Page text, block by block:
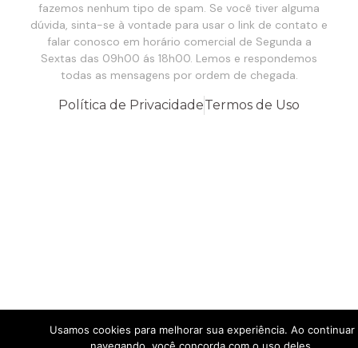
fazemos nenhum tipo de spam. Se você tiver alguma
dúvida, sinta-se à vontade para usar o link de contato e
falar conosco em horário comercial de Segunda a
Sextas das 09h00 ás 18h00. Lemos e respondemos
todas as mensagens por ordem de chegada.
Política de PrivacidadeTermos de Uso
Usamos cookies para melhorar sua experiência. Ao continuar